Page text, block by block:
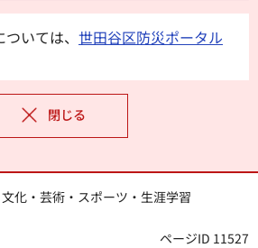
いては、 世田谷区防災ポータル
閉じる
化・芸術・スポーツ・生涯学習
ページID 11527